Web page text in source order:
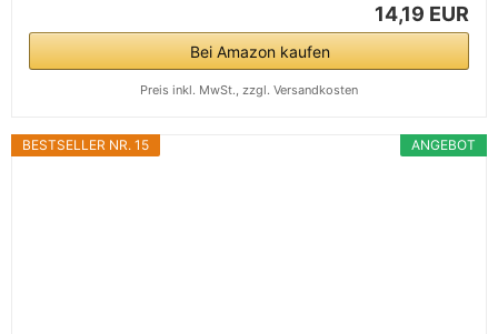
14,19 EUR
Bei Amazon kaufen
Preis inkl. MwSt., zzgl. Versandkosten
ANGEBOT
BESTSELLER NR. 15